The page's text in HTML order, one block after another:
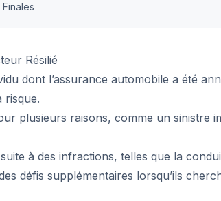
Résilié
dont l’assurance automobile a été
risque.
plusieurs raisons, comme un sinistre
à des infractions, telles que la
défis supplémentaires lorsqu’ils